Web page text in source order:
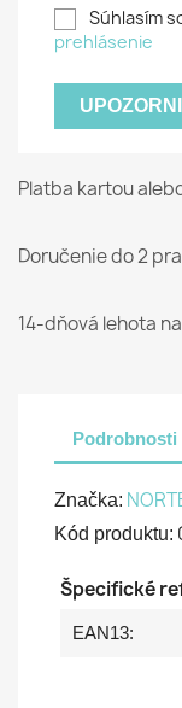
Súhlasím
prehlásenie
Platba kartou
Doručenie do 2
14-dňová lehota
Značka:
Kód produktu:
Špecifické
EAN13: